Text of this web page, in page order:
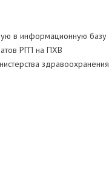
в информационную базу
РГП на ПХВ
здравоохранения